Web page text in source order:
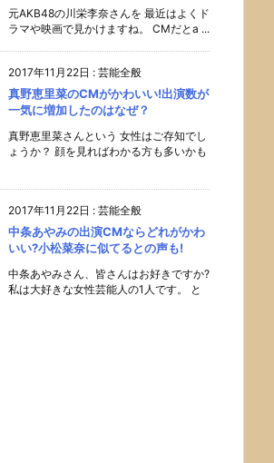
元AKB48の川栄李奈さんを 最近はよくド
ラマや映画で見かけますね。 CMだとa ...
2017年11月22日 : 芸能全般
真野恵里菜のCMがかわいい!出演数が
一気に増加したのはなぜ？
真野恵里菜さんという 女性はご存知でし
ょうか？ 顔を見ればわかる方も多いかも
2017年11月22日 : 芸能全般
中条あやみの出演CMならどれがかわ
いい?小松菜奈に似てるとの声も!
中条あやみさん、皆さんはお好きですか?
私は大好きな女性芸能人の1人です。 と